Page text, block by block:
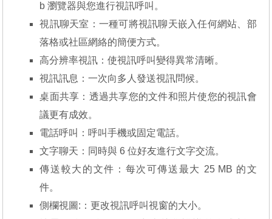
b 瀏覽器與您進行視訊呼叫。
視訊聊天室：一種可將視訊聊天嵌入任何網站、部
落格或社區網絡的簡便方式。
高分辨率視訊：使視訊呼叫變得異常清晰。
視訊訊息：一次向多人發送視訊問候。
桌面共享：透過共享您的文件和照片使您的視訊會
議更有成效。
電話呼叫：呼叫手機或固定電話。
文字聊天：同時與 6 位好友進行文字交流。
傳送較大的文件：每次可傳送最大 25 MB 的文
件。
側欄視圖:：更改視訊呼叫視窗的大小。